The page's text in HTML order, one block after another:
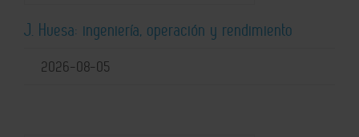
J. Huesa: ingeniería, operación y rendimiento
2026-08-05